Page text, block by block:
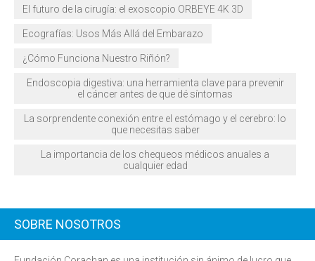
El futuro de la cirugía: el exoscopio ORBEYE 4K 3D
Ecografías: Usos Más Allá del Embarazo
¿Cómo Funciona Nuestro Riñón?
Endoscopia digestiva: una herramienta clave para prevenir
el cáncer antes de que dé síntomas
La sorprendente conexión entre el estómago y el cerebro: lo
que necesitas saber
La importancia de los chequeos médicos anuales a
cualquier edad
SOBRE NOSOTROS